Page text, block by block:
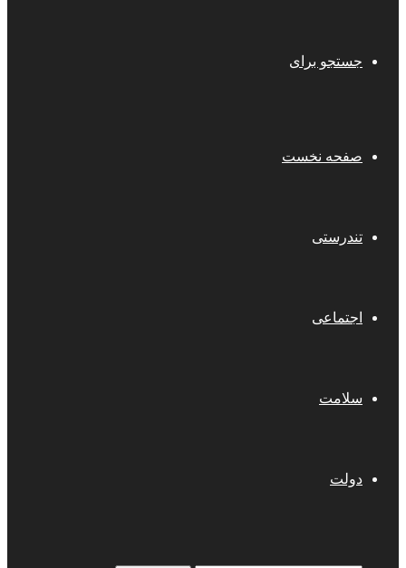
جستجو برای
صفحه نخست
تندرستی
اجتماعی
سلامت
دولت